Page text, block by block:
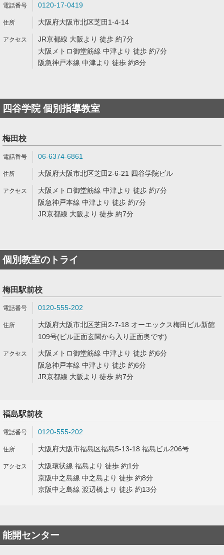
0120-17-0419
大阪府大阪市北区芝田1-4-14
JR京都線 大阪より 徒歩 約7分
大阪メトロ御堂筋線 中津より 徒歩 約7分
阪急神戸本線 中津より 徒歩 約8分
四谷学院 個別指導教室
梅田校
06-6374-6861
大阪府大阪市北区芝田2-6-21 四谷学院ビル
大阪メトロ御堂筋線 中津より 徒歩 約7分
阪急神戸本線 中津より 徒歩 約7分
JR京都線 大阪より 徒歩 約7分
個別教室のトライ
梅田駅前校
0120-555-202
大阪府大阪市北区芝田2-7-18 オーエックス梅田ビル新館
109号(ビル正面玄関から入り正面奥です)
大阪メトロ御堂筋線 中津より 徒歩 約6分
阪急神戸本線 中津より 徒歩 約6分
JR京都線 大阪より 徒歩 約7分
福島駅前校
0120-555-202
大阪府大阪市福島区福島5-13-18 福島ビル206号
大阪環状線 福島より 徒歩 約1分
京阪中之島線 中之島より 徒歩 約8分
京阪中之島線 渡辺橋より 徒歩 約13分
能開センター